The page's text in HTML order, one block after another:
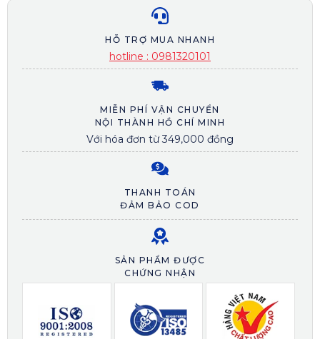
HỖ TRỢ MUA NHANH
hotline : 0981320101
MIỄN PHÍ VẬN CHUYỂN
NỘI THÀNH HỒ CHÍ MINH
Với hóa đơn từ 349,000 đồng
THANH TOÁN
ĐẢM BẢO COD
SẢN PHẨM ĐƯỢC
CHỨNG NHẬN